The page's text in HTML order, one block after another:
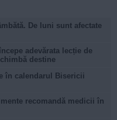
De luni sunt afectate
adevărata lecție de
destine
în calendarul Bisericii
recomandă medicii în